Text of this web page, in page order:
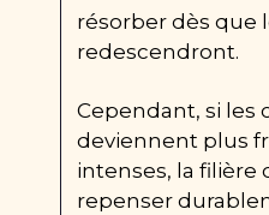
résorber dès que
redescendront.
Cependant, si les
deviennent plus
intenses, la filière
repenser